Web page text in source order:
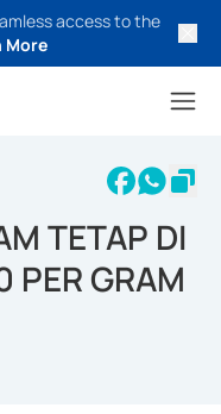
access to the
More
TETAP DI
PER GRAM